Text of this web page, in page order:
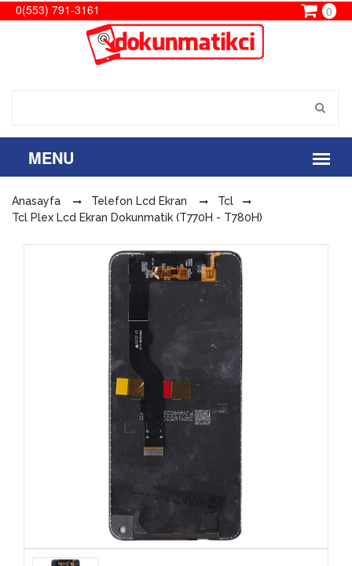
0(553) 791-3161 0
Anasayfa Telefon Lcd Ekran
Tcl
Tcl Plex Lcd Ekran Dokunmatik (T770H - T780H)